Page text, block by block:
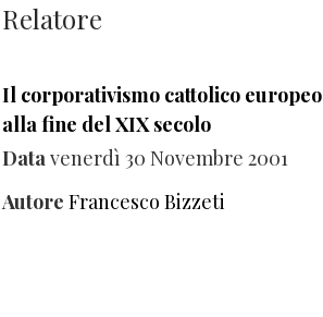
Relatore
Il corporativismo cattolico europeo
alla fine del XIX secolo
Datavenerdì 30 Novembre 2001
Autore Francesco Bizzeti